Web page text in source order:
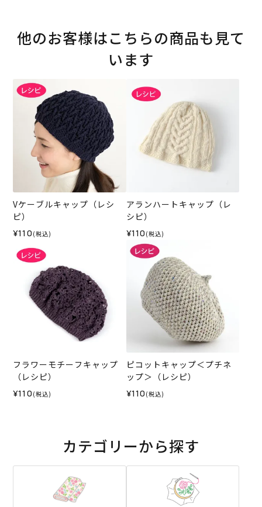
他のお客様はこちらの商品も見て
います
Vケーブルキャップ（レシ
ピ）
¥110 (税込)
アランハートキャップ（レ
シピ）
¥110 (税込)
フラワーモチーフキャップ
（レシピ）
¥110 (税込)
ピコットキャップ＜プチネ
ップ＞（レシピ）
¥110 (税込)
カテゴリーから探す